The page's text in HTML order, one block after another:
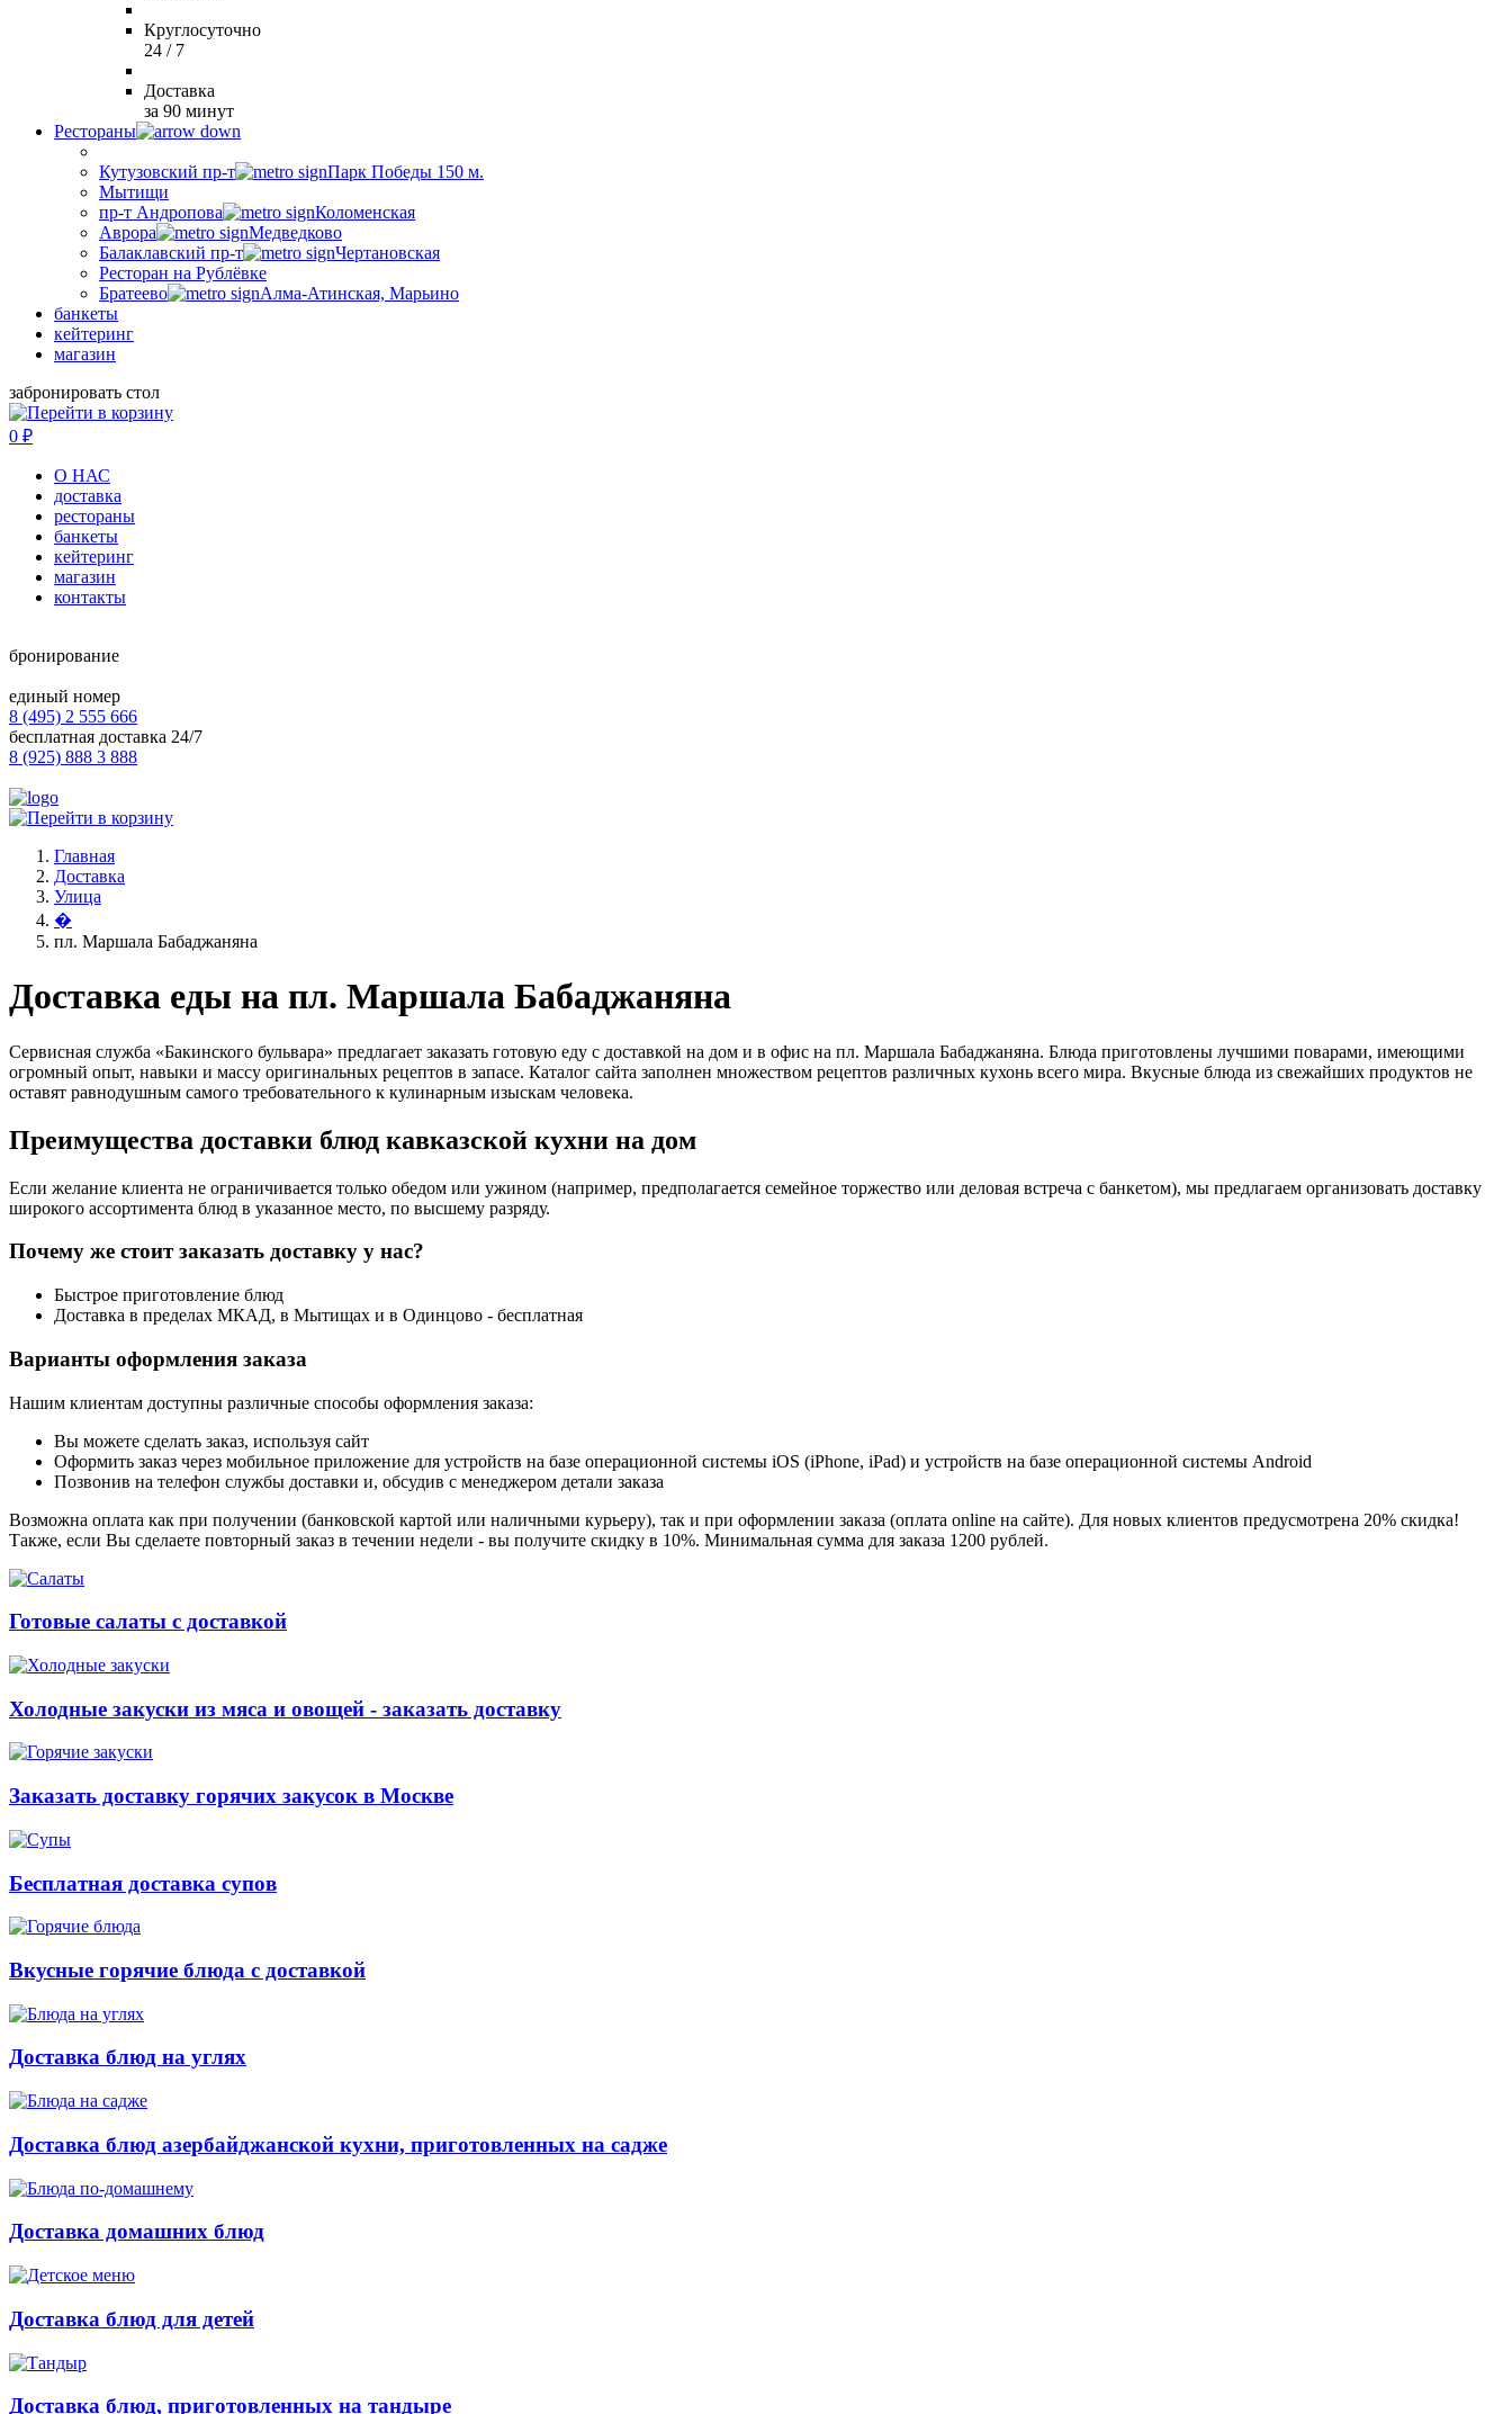
Круглосуточно
24 / 7
Доставка
за 90 минут
Рестораны
Кутузовский пр-т
Парк Победы 150 м.
Мытищи
пр-т Андропова
Коломенская
Аврора
Медведково
Балаклавский пр-т
Чертановская
Ресторан на Рублёвке
Братеево
Алма-Атинская, Марьино
банкеты
кейтеринг
магазин
забронировать стол
0 ₽
О НАС
доставка
рестораны
банкеты
кейтеринг
магазин
контакты
бронирование
единый номер
8 (495) 2 555 666
бесплатная доставка 24/7
8 (925) 888 3 888
Главная
Доставка
Улица
�
пл. Маршала Бабаджаняна
Доставка еды на пл. Маршала Бабаджаняна
Сервисная служба «Бакинского бульвара» предлагает заказать готовую еду с доставкой на дом и в офис на пл. Маршала Бабаджаняна. Блюда приготовлены лучшими поварами, имеющими
огромный опыт, навыки и массу оригинальных рецептов в запасе. Каталог сайта заполнен множеством рецептов различных кухонь всего мира. Вкусные блюда из свежайших продуктов не
оставят равнодушным самого требовательного к кулинарным изыскам человека.
Преимущества доставки блюд кавказской кухни на дом
Если желание клиента не ограничивается только обедом или ужином (например, предполагается семейное торжество или деловая встреча с банкетом), мы предлагаем организовать доставку
широкого ассортимента блюд в указанное место, по высшему разряду.
Почему же стоит заказать доставку у нас?
Быстрое приготовление блюд
Доставка в пределах МКАД, в Мытищах и в Одинцово - бесплатная
Варианты оформления заказа
Нашим клиентам доступны различные способы оформления заказа:
Вы можете сделать заказ, используя сайт
Оформить заказ через мобильное приложение для устройств на базе операционной системы iOS (iPhone, iPad) и устройств на базе операционной системы Android
Позвонив на телефон службы доставки и, обсудив с менеджером детали заказа
Возможна оплата как при получении (банковской картой или наличными курьеру), так и при оформлении заказа (оплата online на сайте). Для новых клиентов предусмотрена 20% скидка!
Также, если Вы сделаете повторный заказ в течении недели - вы получите скидку в 10%. Минимальная сумма для заказа 1200 рублей.
Готовые салаты с доставкой
Холодные закуски из мяса и овощей - заказать доставку
Заказать доставку горячих закусок в Москве
Бесплатная доставка супов
Вкусные горячие блюда с доставкой
Доставка блюд на углях
Доставка блюд азербайджанской кухни, приготовленных на садже
Доставка домашних блюд
Доставка блюд для детей
Доставка блюд, приготовленных на тандыре